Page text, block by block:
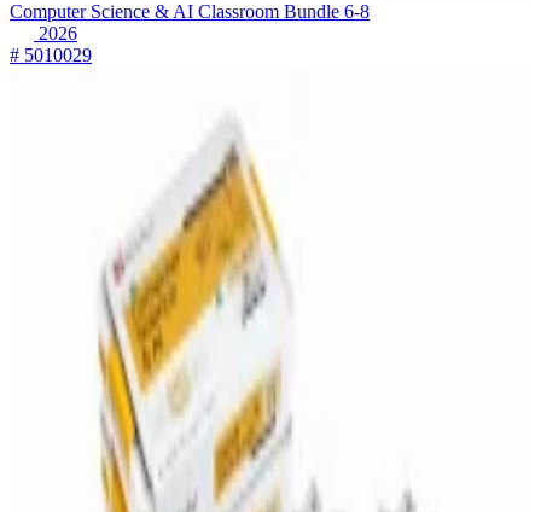
Computer Science & AI Classroom Bundle 6-8
2026
# 5010029